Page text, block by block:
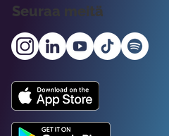
Seuraa meitä